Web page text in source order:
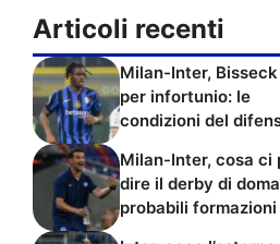
Articoli recenti
Milan-Inter,
per infortunio: le
condizioni del
Milan-Inter, cosa ci
dire il derby di
probabili formazioni
Inter, ecco l’esterno: